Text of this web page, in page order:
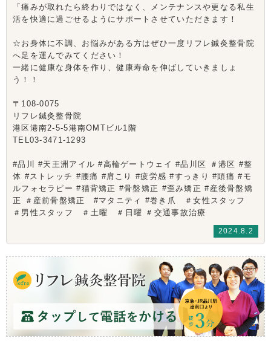
「痛みが取れたら終わりではなく、メンテナンスや更なる私生
活を快適に過ごせるようにサポートさせていただきます！
☆お身体に不調、お悩みがある方はぜひ一度リフレ鍼灸整骨院
へ足を運んでみてください！
一緒に健康な身体を作り、健康寿命を伸ばしていきましょ
う！！
〒108-0075
リフレ鍼灸整骨院
港区港南2-5-5港南OMTビル1階
TEL03-3471-1293
#品川 #天王洲アイル #高輪ゲートウェイ #品川区 ＃港区 #整
体 #ストレッチ #腰痛 #肩こり #疲労感 #すっきり #頭痛 #モ
ルフォセラピー #猫背矯正 #骨盤矯正 #歪み矯正 #産後骨盤矯
正 ＃産前骨盤矯正 #マタニティ #巻き爪 ＃女性スタッフ
＃男性スタッフ ＃土曜 ＃日曜 ＃交通事故治療
2024.8.2